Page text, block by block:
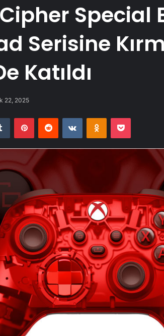
Cipher Special
Serisine
Katıldı
22, 2025
Tumblr PinterestReddit VKontakteOdnoklassniki
Pocket